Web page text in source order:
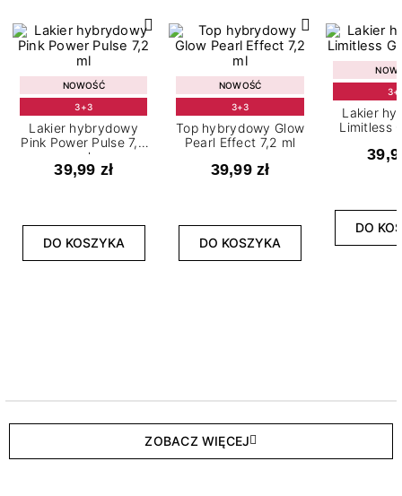
NOWOŚĆ
3+3
Lakier hybrydowy
Pink Power Pulse 7,2
ml
39,99 zł
DO KOSZYKA
NOWOŚĆ
3+3
Top hybrydowy Glow
Pearl Effect 7,2 ml
39,99 zł
DO KOSZYKA
Lakier
Limitless
DO
ZOBACZ WIĘCEJ